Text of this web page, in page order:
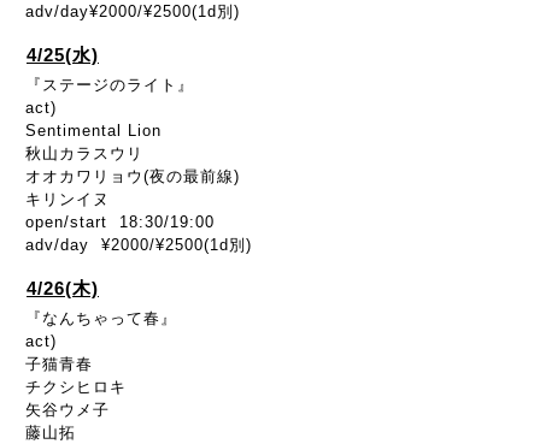
adv/day¥2000/¥2500(1d別)
4/25(水)
『ステージのライト』
act)
Sentimental Lion
秋山カラスウリ
オオカワリョウ(夜の最前線)
キリンイヌ
open/start 18:30/19:00
adv/day ¥2000/¥2500(1d別)
4/26(木)
『なんちゃって春』
act)
子猫青春
チクシヒロキ
矢谷ウメ子
藤山拓